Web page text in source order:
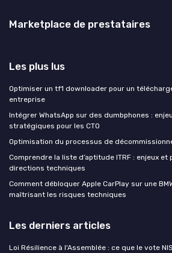
Marketplace de prestataires
Les plus lus
Optimiser un tf1 downloader pour un
entreprise
Intégrer WhatsApp sur des dumbphones :
stratégiques pour les CTO
Optimisation du processus de
Comprendre la liste d’aptitude ITRF : enjeux
directions techniques
Comment débloquer Apple CarPlay sur une
maîtrisant les risques techniques
Les derniers articles
Loi Résilience à l'Assemblée : ce que le vote